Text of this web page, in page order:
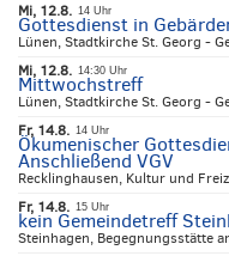
Mi, 12.8. 14 Uhr
Gottesdienst in
Lünen, Stadtkirche St. Georg -
Mi, 12.8. 14:30 Uhr
Mittwochstreff
Lünen, Stadtkirche St. Georg -
Fr, 14.8. 14 Uhr
Ökumenischer
Anschließend VGV
Recklinghausen, Kultur und
Fr, 14.8. 15 Uhr
kein Gemeindetreff
Steinhagen, Begegnungsstätte